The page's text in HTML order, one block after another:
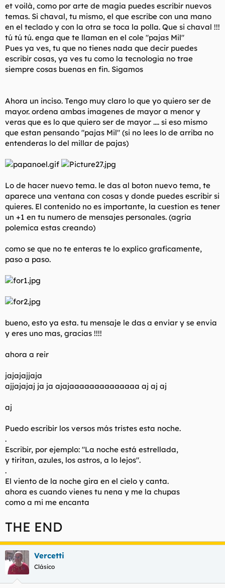
et voilà, como por arte de magia puedes escribir nuevos
temas. Si chaval, tu mismo, el que escribe con una mano
en el teclado y con la otra se toca la polla. Que si chaval !!!
tú tú tú. enga que te llaman en el cole "pajas Mil"
Pues ya ves, tu que no tienes nada que decir puedes
escribir cosas, ya ves tu como la tecnologia no trae
siempre cosas buenas en fin. Sigamos
Ahora un inciso. Tengo muy claro lo que yo quiero ser de
mayor. ordena ambas imagenes de mayor a menor y
veras que es lo que quiero ser de mayor .... si eso mismo
que estan pensando "pajas Mil" (si no lees lo de arriba no
entenderas lo del millar de pajas)
Lo de hacer nuevo tema. le das al boton nuevo tema, te
aparece una ventana con cosas y donde puedes escribir si
quieres. El contenido no es importante, la cuestion es tener
un +1 en tu numero de mensajes personales. (agria
polemica estas creando)
como se que no te enteras te lo explico graficamente,
paso a paso.
bueno, esto ya esta. tu mensaje le das a enviar y se envia
y eres uno mas, gracias !!!!
ahora a reir
jajajajjaja
ajjajajaj ja ja ajajaaaaaaaaaaaaaa aj aj aj
aj
Puedo escribir los versos más tristes esta noche.
.
Escribir, por ejemplo: "La noche está estrellada,
y tiritan, azules, los astros, a lo lejos".
.
El viento de la noche gira en el cielo y canta.
ahora es cuando vienes tu nena y me la chupas
como a mi me encanta
THE END
Vercetti
Clásico